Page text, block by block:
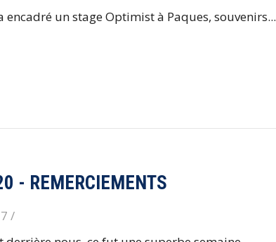
encadré un stage Optimist à Paques, souvenirs...
- REMERCIEMENTS
/